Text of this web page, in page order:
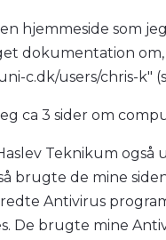
hjemmeside som
dokumentation om,
c.dk/users/chris-k"
ca 3 sider om
Teknikum også
brugte de mine
Antivirus
De brugte mine